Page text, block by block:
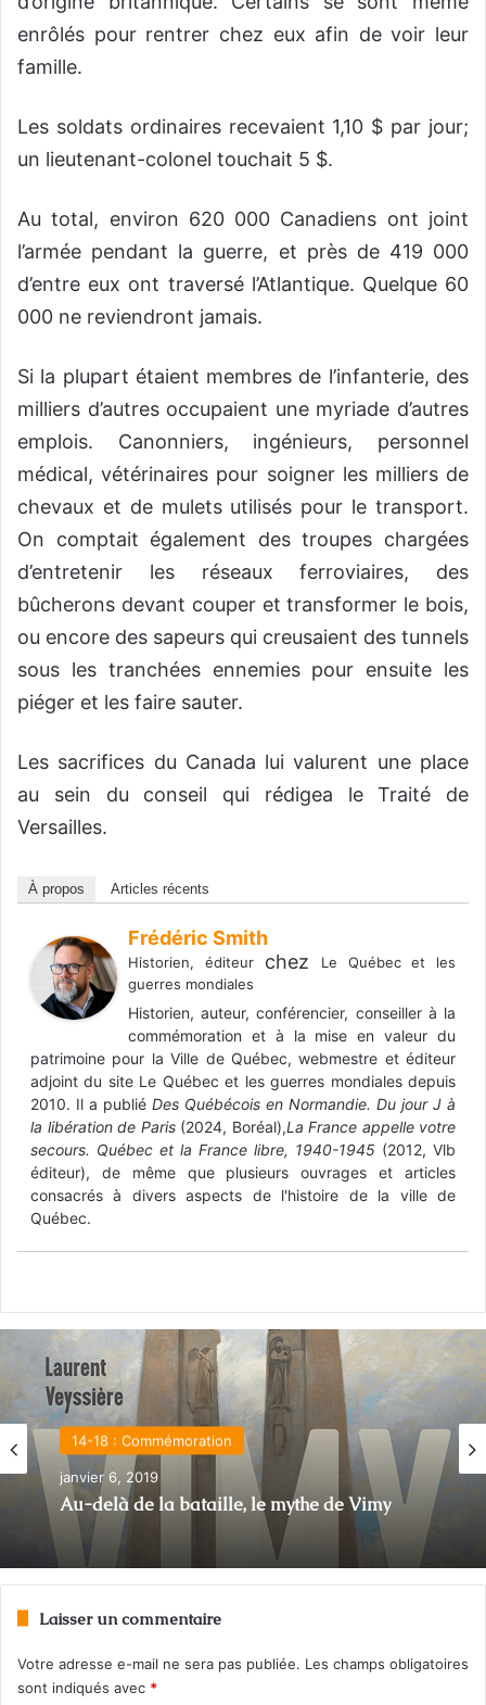
enrôlés pour rentrer chez eux afin de voir leur
famille.
Les soldats ordinaires recevaient 1,10 $ par jour;
un lieutenant-colonel touchait 5 $.
Au total, environ 620 000 Canadiens ont joint
l’armée pendant la guerre, et près de 419 000
d’entre eux ont traversé l’Atlantique. Quelque 60
000 ne reviendront jamais.
Si la plupart étaient membres de l’infanterie, des
milliers d’autres occupaient une myriade d’autres
emplois. Canonniers, ingénieurs, personnel
médical, vétérinaires pour soigner les milliers de
chevaux et de mulets utilisés pour le transport.
On comptait également des troupes chargées
d’entretenir les réseaux ferroviaires, des
bûcherons devant couper et transformer le bois,
ou encore des sapeurs qui creusaient des tunnels
sous les tranchées ennemies pour ensuite les
piéger et les faire sauter.
Les sacrifices du Canada lui valurent une place
au sein du conseil qui rédigea le Traité de
Versailles.
À propos Articles récents
Frédéric Smith
Historien, éditeurchez
Le Québec et les
guerres mondiales
Historien, auteur, conférencier, conseiller à la
commémoration et à la mise en valeur du
patrimoine pour la Ville de Québec, webmestre et éditeur
adjoint du site Le Québec et les guerres mondiales depuis
2010. Il a publié Des Québécois en Normandie. Du jour J à
la libération de Paris (2024, Boréal),La France appelle votre
secours. Québec et la France libre, 1940-1945 (2012, Vlb
éditeur), de même que plusieurs ouvrages et articles
consacrés à divers aspects de l'histoire de la ville de
Québec.
14-18 : Commémoration
janvier 6, 2019
Au-delà de la bataille, le mythe de Vimy
Laisser un commentaire
Votre adresse e-mail ne sera pas publiée. Les champs obligatoires
sont indiqués avec *